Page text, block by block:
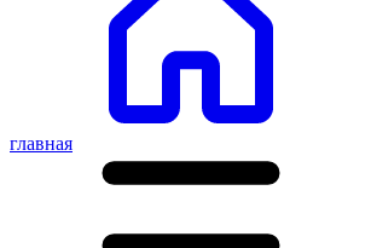
главная